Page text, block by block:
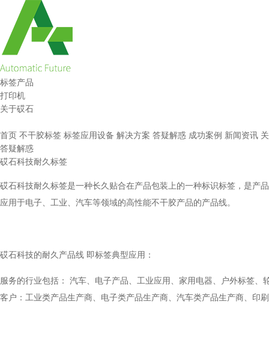
标签产品
打印机
关于砹石
首页 不干胶标签 标签应用设备 解决方案 答疑解惑 成功案例 新闻资讯
答疑解惑
砹石科技耐久标签
砹石科技耐久标签是一种长久贴合在产品包装上的一种标识标签，是产
应用于电子、工业、汽车等领域的高性能不干胶产品的产品线。
砹石科技的耐久产品线 即标签典型应用：
服务的行业包括： 汽车、电子产品、工业应用、家用电器、户外标签
客户：工业类产品生产商、电子类产品生产商、汽车类产品生产商、印